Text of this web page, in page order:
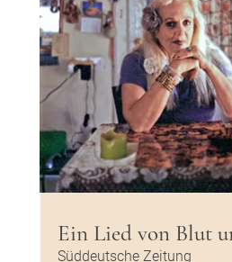
Ein Lied von Blut
Süddeutsche Zeitung